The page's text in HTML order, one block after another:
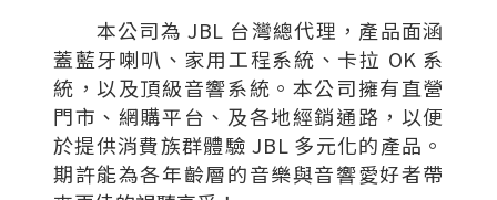
本公司為 JBL 台灣總代理，產品面涵
蓋藍牙喇叭、家用工程系統、卡拉 OK 系
統，以及頂級音響系統。本公司擁有直營
門市、網購平台、及各地經銷通路，以便
於提供消費族群體驗 JBL 多元化的產品。
期許能為各年齡層的音樂與音響愛好者帶